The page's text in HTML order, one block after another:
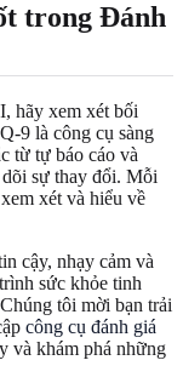
trong Đánh
hãy xem xét bối
9 là công cụ sàng
từ tự báo cáo và
sự thay đổi. Mỗi
xét và hiểu về
cậy, nhạy cảm và
sức khỏe tinh
tôi mời bạn trải
công cụ đánh giá
và khám phá những